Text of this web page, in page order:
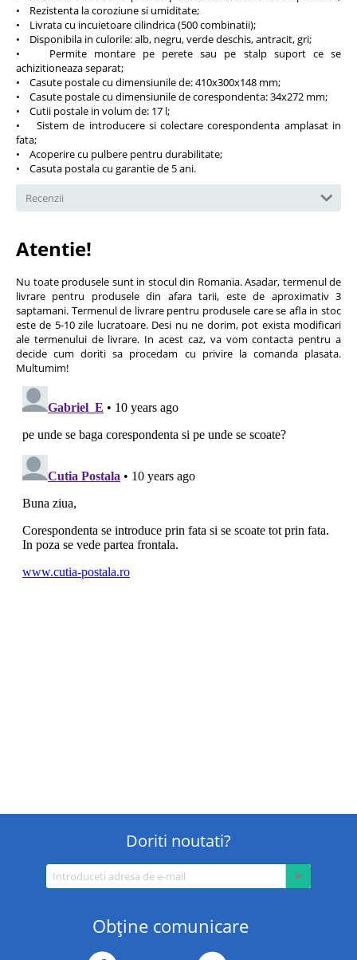
• Rezistenta la coroziune si umiditate;
• Livrata cu incuietoare cilindrica (500 combinatii);
• Disponibila in culorile: alb, negru, verde deschis, antracit, gri;
• Permite montare pe perete sau pe stalp suport ce se
achizitioneaza separat;
• Casute postale cu dimensiunile de: 410x300x148 mm;
• Casute postale cu dimensiunile de corespondenta: 34x272 mm;
• Cutii postale in volum de: 17 l;
• Sistem de introducere si colectare corespondenta amplasat in
fata;
• Acoperire cu pulbere pentru durabilitate;
• Casuta postala cu garantie de 5 ani.
Recenzii
Atentie!
Nu toate produsele sunt in stocul din Romania. Asadar, termenul de
livrare pentru produsele din afara tarii, este de aproximativ 3
saptamani. Termenul de livrare pentru produsele care se afla in stoc
este de 5-10 zile lucratoare. Desi nu ne dorim, pot exista modificari
ale termenului de livrare. In acest caz, va vom contacta pentru a
decide cum doriti sa procedam cu privire la comanda plasata.
Multumim!
Doriti noutati?
Obţine comunicare